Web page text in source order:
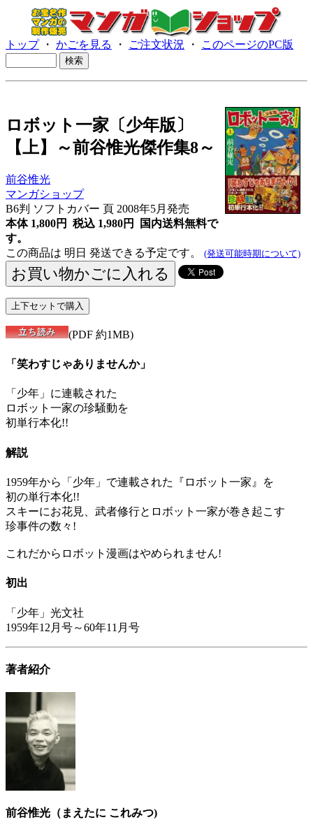
トップ・ かごを見る ・ ご注文状況 ・ このページのPC版
ロボット一家〔少年版〕
【上】～前谷惟光傑作集8～
前谷惟光
マンガショップ
B6判 ソフトカバー 頁 2008年5月発売
本体 1,800円 税込 1,980円
国内送料無料で
す。
この商品は 明日 発送できる予定です。 (発送可能時期について)
(PDF 約1MB)
「笑わすじゃありませんか」
「少年」に連載された
ロボット一家の珍騒動を
初単行本化!!
解説
1959年から「少年」で連載された『ロボット一家』を
初の単行本化!!
スキーにお花見、武者修行とロボット一家が巻き起こす
珍事件の数々!
これだからロボット漫画はやめられません!
初出
「少年」光文社
1959年12月号～60年11月号
著者紹介
前谷惟光（まえたに これみつ)